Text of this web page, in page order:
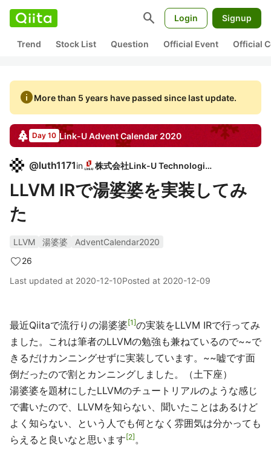
search Login Signup
Trend Stock List Question Official Event Official
infoMore than 5 years have passed since last update.
Day 10 Link-UAdvent Calendar 2020
@luth1171in 株式会社Link-U Technologies
LLVM IRで湯婆婆を実装してみ
た
LLVM 湯婆婆
AdventCalendar2020
26
Last updated at 2020-12-10Posted at 2020-12-09
最近Qiitaで流行りの湯婆婆 1 の実装をLLVM IRで行ってみ
ました。これは筆者のLLVMの勉強も兼ねているので~~で
きるだけカンニングせずに実装しています。~~嘘です面
倒だったので割とカンニングしました。（土下座）
湯婆婆を題材にしたLLVMのチュートリアルのような感じ
で書いたので、LLVMを知らない、聞いたことはあるけど
よく知らない、という人でも何となく雰囲気は分かっても
らえると良いなと思います 2 。